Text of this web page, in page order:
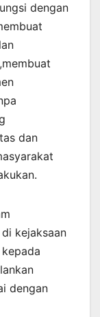
dengan
dan
kejaksaan
dengan